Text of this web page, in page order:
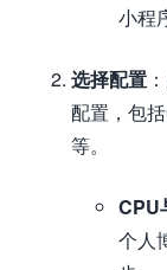
小程
选择配置
配置，包
等。
CPU
个人